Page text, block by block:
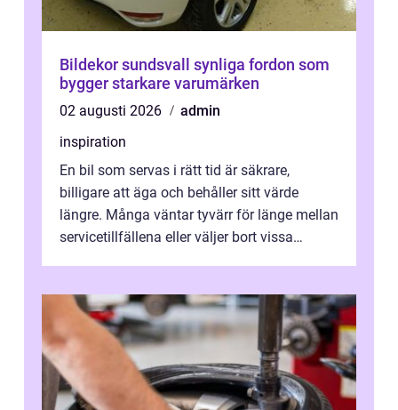
Bildekor sundsvall synliga fordon som
bygger starkare varumärken
02 augusti 2026
admin
inspiration
En bil som servas i rätt tid är säkrare,
billigare att äga och behåller sitt värde
längre. Många väntar tyvärr för länge mellan
servicetillfällena eller väljer bort vissa